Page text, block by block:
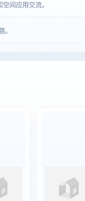
间应用交流。
。